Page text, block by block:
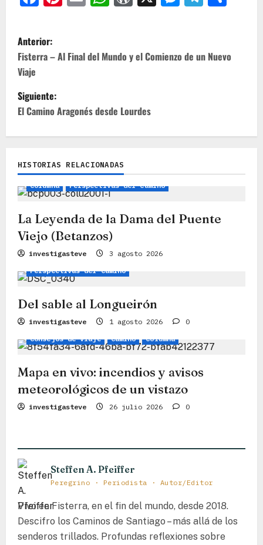
N
a
v
e
g
a
c
i
ó
n
d
e
e
n
t
r
a
d
a
Anterior:
Fisterra – Al Final del Mundo y el Comienzo de un Nuevo
Viaje
Siguiente:
El Camino Aragonés desde Lourdes
HISTORIAS RELACIONADAS
Leyendas, Mitos e Historias
Columna Perspectivas del Camino
La Leyenda de la Dama del Puente
Viejo (Betanzos)
investigasteve 3 agosto 2026
Columna Consejos de viaje
Perspectivas del Camino
Del sable al Longueirón
investigasteve 1 agosto 2026
0
Consejos de viaje
Camino Columna
Mapa en vivo: incendios y avisos
meteorológicos de un vistazo
investigasteve 26 julio 2026 0
Steffen A. Pfeiffer
Peregrino · Periodista · Autor/Editor
Vivo en Fisterra, en el fin del mundo, desde 2018.
Descifro los Caminos de Santiago – más allá de los
senderos trillados. Profundas reflexiones sobre